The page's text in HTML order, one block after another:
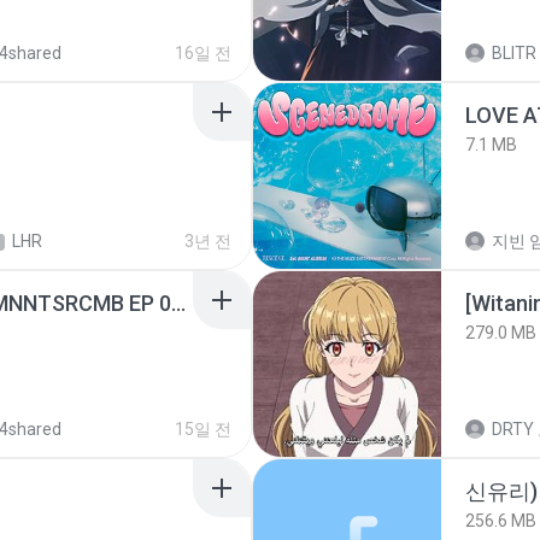
16일 전 BLITR
LHR 3년 전
LOVE
7.1 MB
지빈
[Witanime.com] RKNGMNNTSRCMB EP 05 HD.mp4
15일 전
279.0 MB
DRTY
신유리
256.6 MB